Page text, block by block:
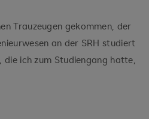
Trauzeugen gekommen, der
an der SRH studiert
ich zum Studiengang hatte,